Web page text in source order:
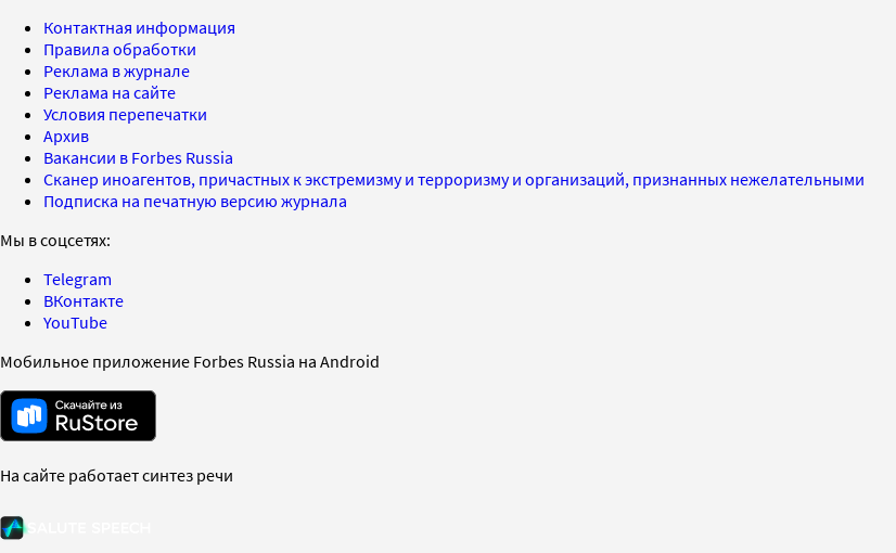
Контактная информация
Правила обработки
Реклама в журнале
Реклама на сайте
Условия перепечатки
Архив
Вакансии в Forbes Russia
Сканер иноагентов, причастных к экстремизму и терроризму и организаций, признанных нежелательными
Подписка на печатную версию журнала
Мы в соцсетях:
Telegram
ВКонтакте
YouTube
Мобильное приложение Forbes Russia на Android
На сайте работает синтез речи